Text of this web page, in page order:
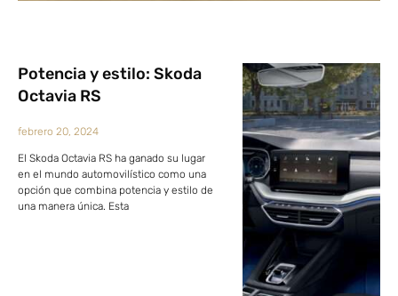
Potencia y estilo: Skoda
Octavia RS
febrero 20, 2024
El Skoda Octavia RS ha ganado su lugar
en el mundo automovilístico como una
opción que combina potencia y estilo de
una manera única. Esta